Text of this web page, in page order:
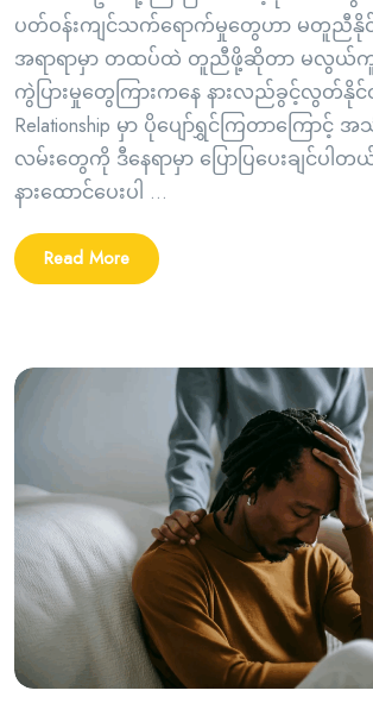
ပတ်ဝန်းကျင်သက်ရောက်မှုတွေဟာ မတူညီနိုင်
အရာရာမှာ တထပ်ထဲ တူညီဖို့ဆိုတာ မလွယ်ကူ
ကွဲပြားမှုတွေကြားကနေ နားလည်ခွင့်လွတ်
Relationship မှာ ပိုပျော်ရွှင်ကြတာကြောင့်
လမ်းတွေကို ဒီနေရာမှာ ပြောပြပေးချင်ပါတ
နားထောင်ပေးပါ ...
Read More